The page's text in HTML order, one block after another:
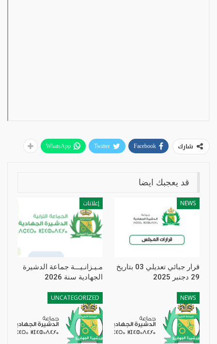
شارك Facebook
Twitter
WhatsApp
قد يعجبك ايضا
NEWS
قرار جبائي تعديلي 03 بتاريخ
29 دجنبر 2025
إعلانات
مـيـزانـيـــة جماعة الدشيرة
الجهادية سنة 2026
NEWS
UNCATEGORIZED